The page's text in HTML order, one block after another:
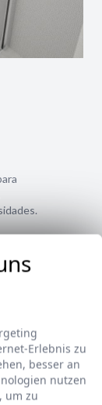
Erlebnis zu
besser an
nutzen
um zu